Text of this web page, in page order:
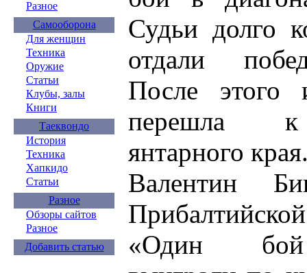
Разное
Самооборона
Для женщин
Техника
Оружие
Статьи
Клубы, залы
Книги
Таеквондо
История
Техника
Хапкидо
Статьи
Разное
Обзоры сайтов
Разное
Добавить статью
Судьи долго
отдали
После этого
перешла к
янтарного
Валентин
«Один бой